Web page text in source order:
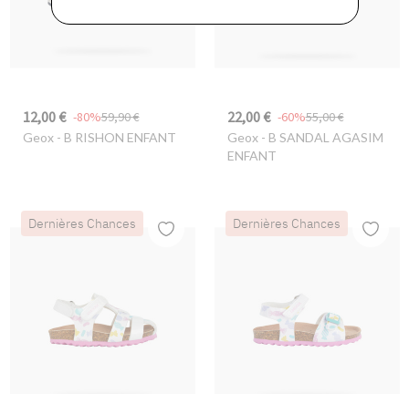
12,00 € 59,90 €
-80%
Geox- B RISHON ENFANT
22,00 € 55,00 €
-60%
Geox- B SANDAL AGASIM
ENFANT
Dernières Chances Dernières Chances